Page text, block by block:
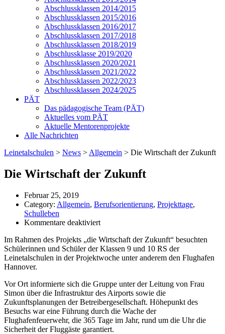
Abschlussklassen 2014/2015
Abschlussklassen 2015/2016
Abschlussklassen 2016/2017
Abschlussklassen 2017/2018
Abschlussklassen 2018/2019
Abschlussklasse 2019/2020
Abschlussklassen 2020/2021
Abschlussklassen 2021/2022
Abschlussklassen 2022/2023
Abschlussklassen 2024/2025
PÄT
Das pädagogische Team (PÄT)
Aktuelles vom PÄT
Aktuelle Mentorenprojekte
Alle Nachrichten
Leinetalschulen > News > Allgemein > Die Wirtschaft der Zukunft
Die Wirtschaft der Zukunft
Februar 25, 2019
Category: Allgemein, Berufsorientierung, Projekttage,
Schulleben
Kommentare deaktiviertfür
Wirtschaft
der
Zukunft
Im Rahmen des Projekts „die Wirtschaft der Zukunft“ besuchten
Schülerinnen und Schüler der Klassen 9 und 10 RS der
Leinetalschulen in der Projektwoche unter anderem den Flughafen
Hannover.
Vor Ort informierte sich die Gruppe unter der Leitung von Frau
Simon über die Infrastruktur des Airports sowie die
Zukunftsplanungen der Betreibergesellschaft. Höhepunkt des
Besuchs war eine Führung durch die Wache der
Flughafenfeuerwehr, die 365 Tage im Jahr, rund um die Uhr die
Sicherheit der Fluggäste garantiert.